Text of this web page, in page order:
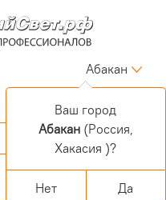
Абакан
Войти
Регистрация
Корзина
0 позиций
Ваш город
Абакан(Россия,
Хакасия )?
Нет Да